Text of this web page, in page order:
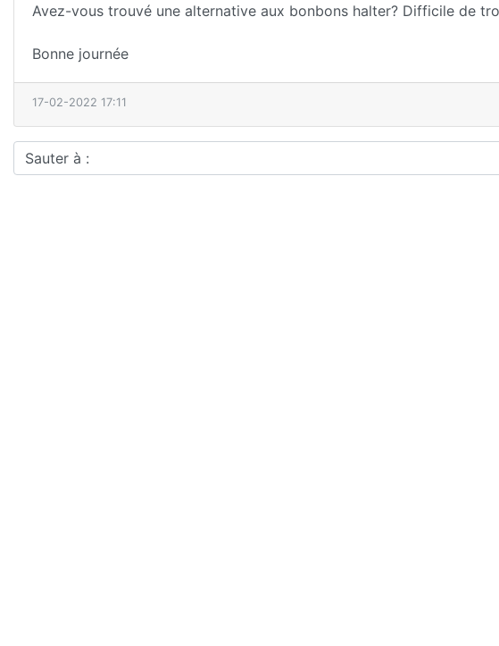
Avez-vous trouvé une alternative aux bonbons halter? Difficile de
Bonne journée
17-02-2022 17:11
Sauter à :